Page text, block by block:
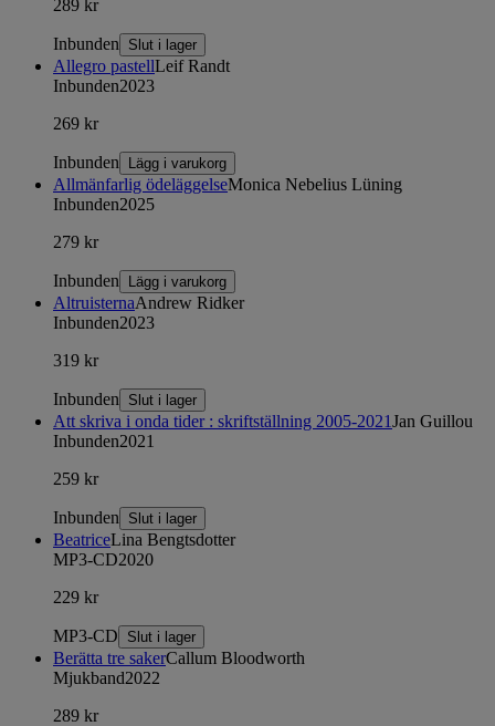
289 kr
Inbunden Slut i lager
Allegro pastellLeif Randt
Inbunden2023
269 kr
Inbunden Lägg i varukorg
Allmänfarlig ödeläggelseMonica Nebelius Lüning
Inbunden2025
279 kr
Inbunden Lägg i varukorg
AltruisternaAndrew Ridker
Inbunden2023
319 kr
Inbunden Slut i lager
Att skriva i onda tider : skriftställning 2005-2021Jan Guillou
Inbunden2021
259 kr
Inbunden Slut i lager
BeatriceLina Bengtsdotter
MP3-CD2020
229 kr
MP3-CD Slut i lager
Berätta tre sakerCallum Bloodworth
Mjukband2022
289 kr